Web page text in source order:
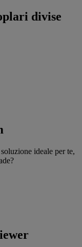
divise
ideale per te,